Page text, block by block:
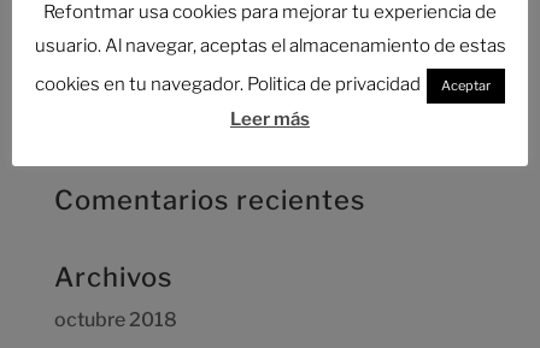
¿CUÁNTO CUESTA UNA REFORMAR
INTEGRAL?
AHORRAR EN LA REFORMA DE TU
VIVIENDA,DESCUBRE CÓMO
Comentarios recientes
Archivos
octubre 2018
Refontmar usa cookies para mejorar tu experiencia de
usuario. Al navegar, aceptas el almacenamiento de estas
cookies en tu navegador. Politica de privacidad
Aceptar
Leer más